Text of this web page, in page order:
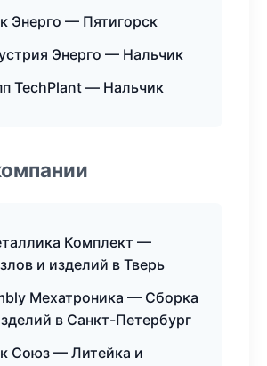
Энерго — Пятигорск
Энерго — Нальчик
TechPlant — Нальчик
Комплект —
и изделий в Тверь
Мехатроника — Сборка
в Санкт-Петербург
Союз — Литейка и